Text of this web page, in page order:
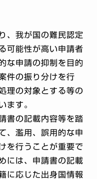
、我が国の難民認定
可能性が高い申請者
な申請の抑制を目的
件の振り分けを行
理の対象とする等の
ます。
書の記載内容等を踏
、濫用、誤用的な申
を行うことが重要で
には、申請書の記載
に応じた出身国情報